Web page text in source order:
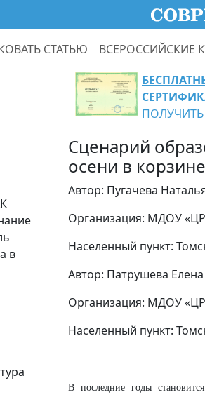
СТАТЬЮ ВСЕРОССИЙСКИЕ
в
ПОЛУЧИТЬ
Сценарий
осени в
Автор: Пугачева
Организация: МДОУ
Населенный пункт:
Автор: Патрушева
Организация: МДОУ
Населенный пункт:
В последние годы